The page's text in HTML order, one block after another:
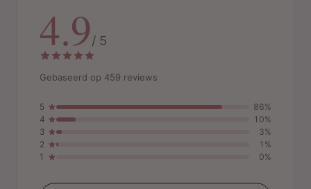
4.9/ 5
Gebaseerd op 459 reviews
5
86%
4
10%
3
3%
2
1%
1
0%